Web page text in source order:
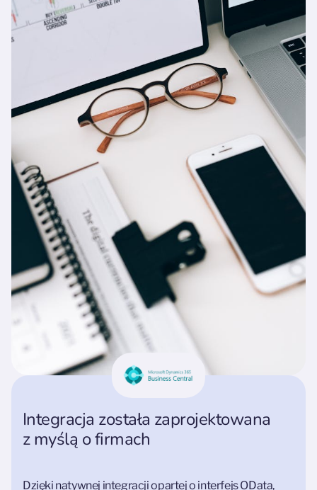
Integracja została zaprojektowana
z myślą o firmach
Dzięki natywnej integracji opartej o interfejs OData,